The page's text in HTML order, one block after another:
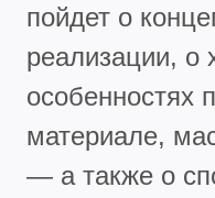
пойдет о
реализации, о
особенностях
материале,
— а также о